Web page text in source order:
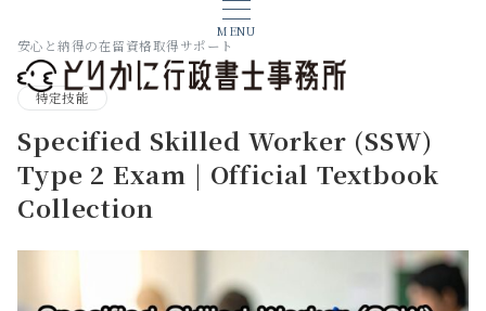
MENU
安心と納得の在留資格取得サポート
特定技能
Specified Skilled Worker (SSW)
Type 2 Exam | Official Textbook
Collection